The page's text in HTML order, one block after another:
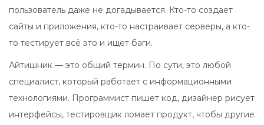
пользователь даже не догадывается. Кто-то создает
сайты и приложения, кто-то настраивает серверы, а кто-
то тестирует всё это и ищет баги.
Айтишник — это общий термин. По сути, это любой
специалист, который работает с информационными
технологиями. Программист пишет код, дизайнер рисует
интерфейсы, тестировщик ломает продукт, чтобы другие